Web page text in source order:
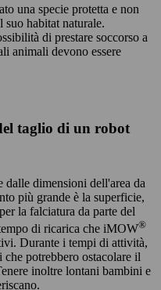
una specie protetta e non
suo habitat naturale.
di prestare soccorso a
animali devono essere
taglio di un robot
dimensioni dell'area da
più grande è la superficie,
la falciatura da parte del
di ricarica che iMOW®
Durante i tempi di attività,
potrebbero ostacolare il
inoltre lontani bambini e